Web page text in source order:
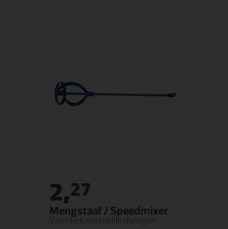
Mengstaaf / Speedmixer
Voor het makkelijk mengen
2,27